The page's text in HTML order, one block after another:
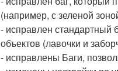
(например, с зеленой
- исправлен стандартный
объектов (лавочки и
- исправлены Баги,